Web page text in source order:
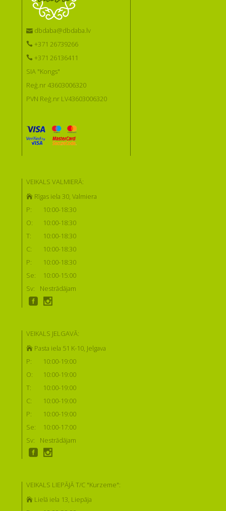
dbdaba@dbdaba.lv
+371 26739266
+371 26136411
SIA "Kongs"
Reģ.nr 43603006320
PVN Reģ.nr LV43603006320
VEIKALS VALMIERĀ:
Rīgas iela 30, Valmiera
P:
10:00-18:30
O:
10:00-18:30
T:
10:00-18:30
C:
10:00-18:30
P:
10:00-18:30
Se:
10:00-15:00
Sv:
Nestrādājam
VEIKALS JELGAVĀ:
Pasta iela 51 K-10, Jelgava
P:
10:00-19:00
O:
10:00-19:00
T:
10:00-19:00
C:
10:00-19:00
P:
10:00-19:00
Se:
10:00-17:00
Sv:
Nestrādājam
VEIKALS LIEPĀJĀ T/C "Kurzeme":
Lielā iela 13, Liepāja